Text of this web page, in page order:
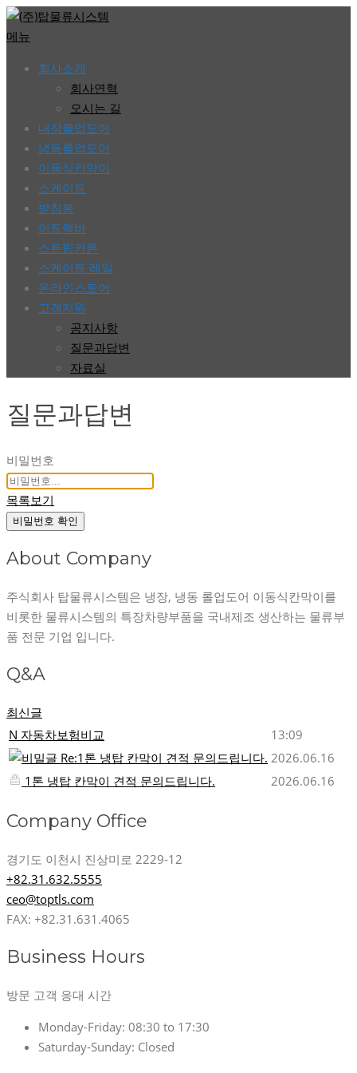
콘
텐
메뉴
회사소개
회사연혁
오시는 길
내장롤업도어
냉동롤업도어
이동식칸막이
스케이트
받침봉
이트랙바
스트립커튼
스케이트 레일
온라인스토어
고객지원
공지사항
질문과답변
자료실
질문과답변
비밀번호
목록보기
비밀번호 확인
About Company
주식회사 탑물류시스템은 냉장, 냉동 롤업도어 이동식칸막이를
비롯한 물류시스템의 특장차량부품을 국내제조 생산하는 물류부
품 전문 기업 입니다.
Q&A
최신글
N 자동차보험비교
13:09
Re:1톤 냉탑 칸막이 견적 문의드립니다. 2026.06.16
1톤 냉탑 칸막이 견적 문의드립니다.
2026.06.16
Company Office
경기도 이천시 진상미로 2229-12
+82.31.632.5555
ceo@toptls.com
FAX: +82.31.631.4065
Business Hours
방문 고객 응대 시간
Monday-Friday: 08:30 to 17:30
Saturday-Sunday: Closed